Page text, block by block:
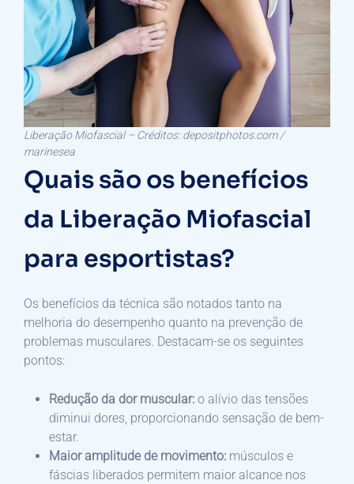
Liberação Miofascial – Créditos: depositphotos.com /
marinesea
Quais são os benefícios
da Liberação Miofascial
para esportistas?
Os benefícios da técnica são notados tanto na
melhoria do desempenho quanto na prevenção de
problemas musculares. Destacam-se os seguintes
pontos:
Redução da dor muscular: o alívio das tensões
diminui dores, proporcionando sensação de bem-
estar.
Maior amplitude de movimento: músculos e
fáscias liberados permitem maior alcance nos